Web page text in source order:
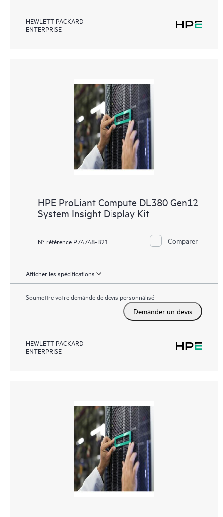
HEWLETT PACKARD
ENTERPRISE
HPE ProLiant Compute DL380 Gen12
System Insight Display Kit
N° référence P74748-B21 Comparer
Afficher les spécifications
Soumettre votre demande de devis personnalisé
Demander un devis
HEWLETT PACKARD
ENTERPRISE